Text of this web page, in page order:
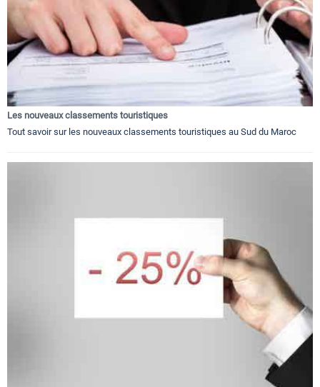
Les nouveaux classements touristiques
Tout savoir sur les nouveaux classements touristiques au Sud du Maroc